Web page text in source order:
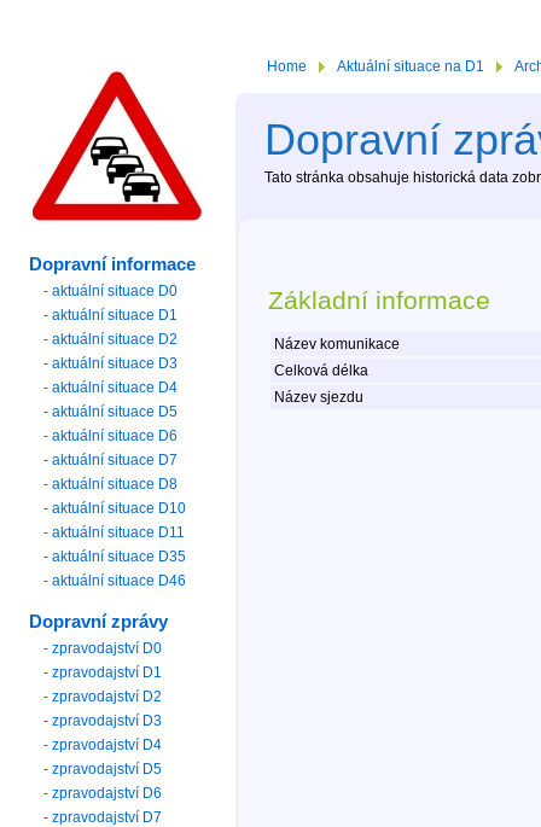
Home Aktuální situace na D1
Dopravní
Tato stránka obsahuje historická data
Základní informace
Název komunikace
Celková délka
Název sjezdu
Dopravní informace
- aktuální situace D0
- aktuální situace D1
- aktuální situace D2
- aktuální situace D3
- aktuální situace D4
- aktuální situace D5
- aktuální situace D6
- aktuální situace D7
- aktuální situace D8
- aktuální situace D10
- aktuální situace D11
- aktuální situace D35
- aktuální situace D46
Dopravní zprávy
- zpravodajství D0
- zpravodajství D1
- zpravodajství D2
- zpravodajství D3
- zpravodajství D4
- zpravodajství D5
- zpravodajství D6
- zpravodajství D7